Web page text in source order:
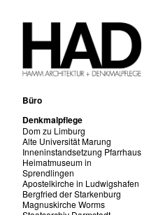
Büro
Denkmalpflege
Dom zu Limburg
Alte Universität Marung
Inneninstandsetzung Pfarrhaus
Heimatmuseum in
Sprendlingen
Apostelkirche in Ludwigshafen
Bergfried der Starkenburg
Magnuskirche Worms